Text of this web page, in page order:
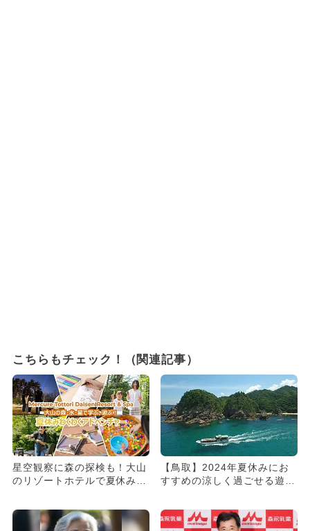
こちらもチェック！（関連記事）
星空観察に森の探検も！大山
のリゾートホテルで夏休み限
【鳥取】2024年夏休みにお
すすめの涼しく過ごせる遊び